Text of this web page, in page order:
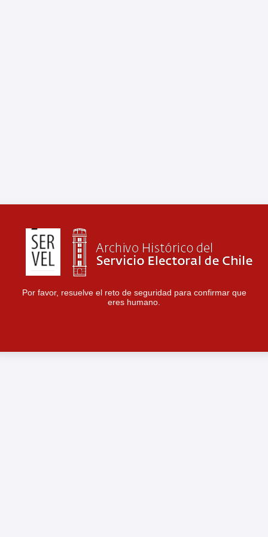
Por favor, resuelve el reto de seguridad para confirmar que
eres humano.